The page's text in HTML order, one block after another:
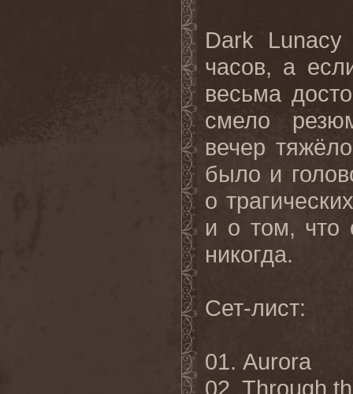
Dark Lunacy
часов, а
весьма
смело
вечер
было и
о
и о том, что
никогда.
Сет-лист:
01. Aurora
02. Through